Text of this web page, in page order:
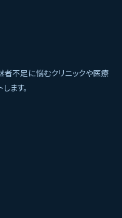
不足に悩むクリニックや医療
ます。